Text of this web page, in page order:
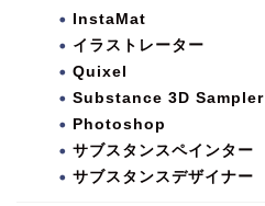
InstaMat
イラストレーター
Quixel
Substance 3D Sampler
Photoshop
サブスタンスペインター
サブスタンスデザイナー